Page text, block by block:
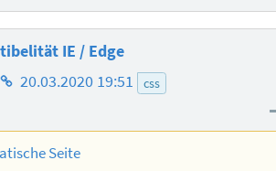
IE / Edge
Homepage
20.03.2020 19:51 css
Seite